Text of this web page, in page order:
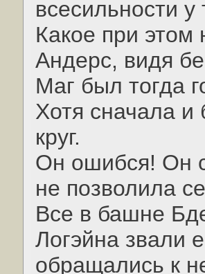
всесильности
Какое при
Андерс, видя
Маг был тогда
Хотя сначала и
круг.
Он ошибся! Он
не позволила
Все в башне
Логэйна звали
обращались к